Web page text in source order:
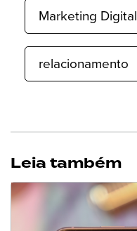
Marketing Digital
relacionamento
Leia também